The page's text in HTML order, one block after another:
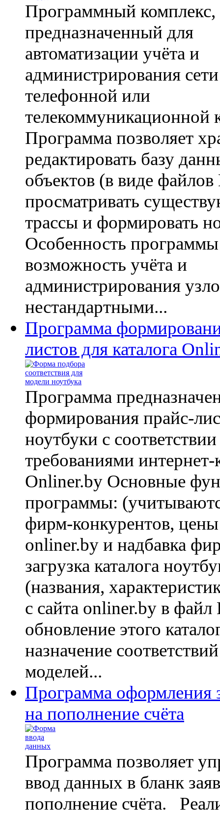
Программный комплекс,
предназначенный для
автоматизации учёта и
администрирования
телефонной или
телекоммуникационной
Программа позволяет
редактировать базу
объектов (в виде
просматривать
трассы и формировать
Особенность
возможность учёта и
администрирования
нестандартными...
Программа
листов для каталога
Программа
формирования прайс-
ноутбуки с соответствии
требованиями интернет-
Onliner.by Основные
программы:
фирм-конкурентов, цены
onliner.by и надбавка
загрузка каталога
(названия,
с сайта onliner.by в файл
обновление этого
назначение соответствий
моделей...
Программа оформления
на пополнение счёта
Программа позволяет
ввод данных в бланк
пополнение счёта.